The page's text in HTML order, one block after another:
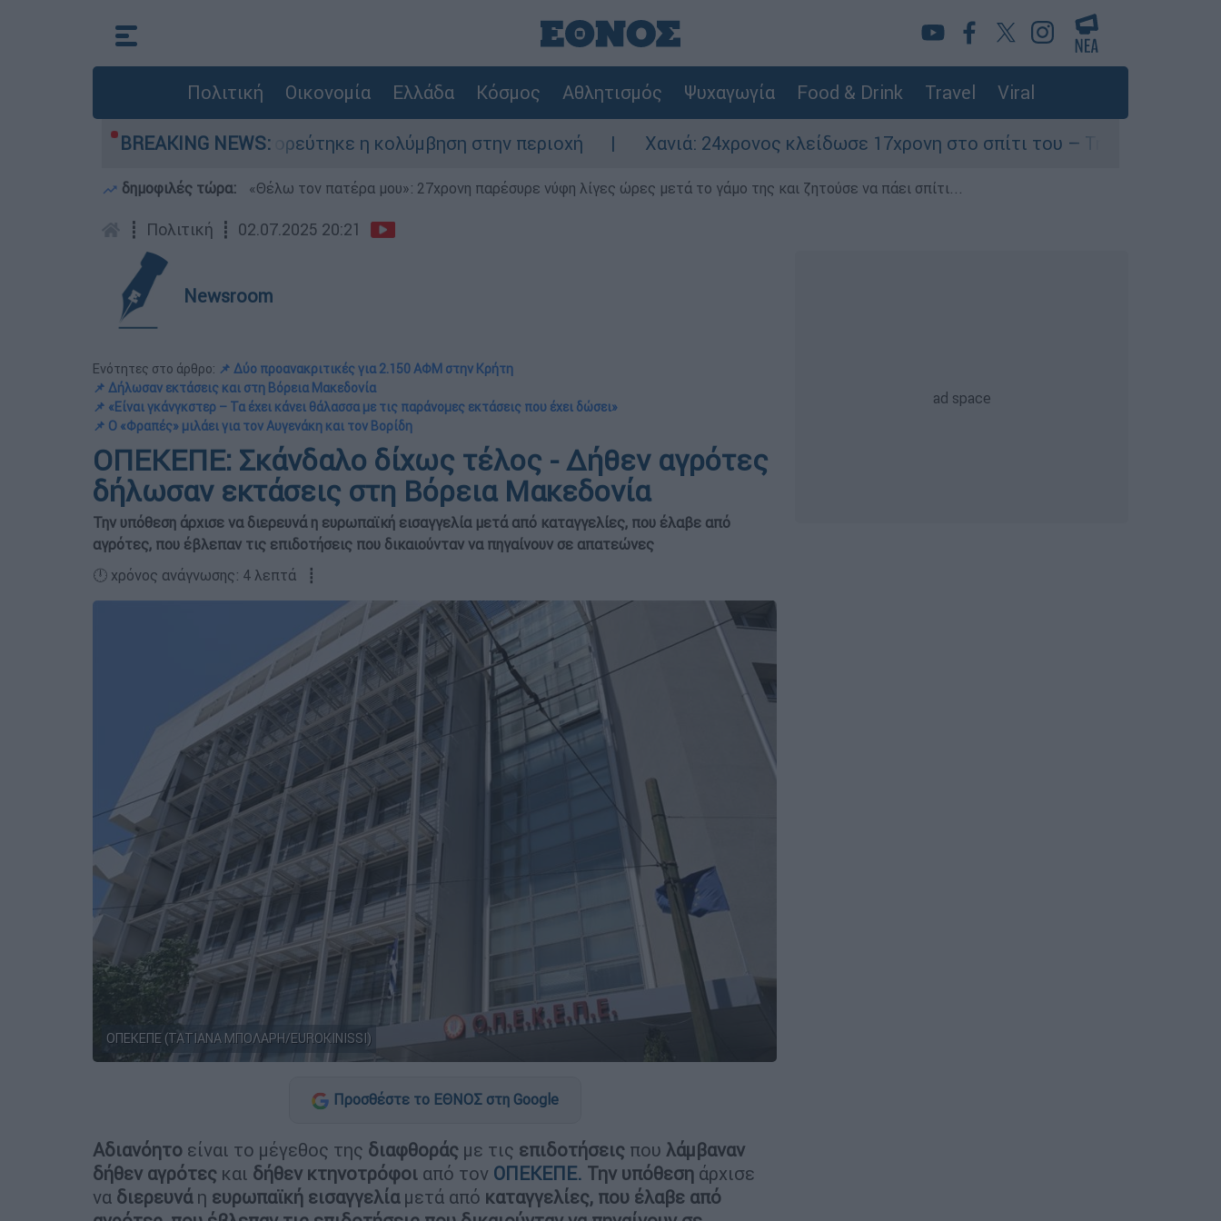
Πολιτική Οικονομία Ελλάδα Κόσμος Αθλητισμός Ψυχαγωγία Food & Drink Travel Viral
BREAKING NEWS:
Αρδάνι - Απαγορεύτηκε η κολύμβηση στην περιοχή Χανιά: 24χρονος κλείδωσε 17χρονη στο σπίτι του – Την έσωσαν οι φωνές της!
δημοφιλές τώρα: «Θέλω τον πατέρα μου»: 27χρονη παρέσυρε νύφη λίγες ώρες μετά το γάμο της και ζητούσε να πάει σπίτι...
┋ Πολιτική ┋ 02.07.2025 20:21
Newsroom
Ενότητες στο άρθρο: 📌 Δύο προανακριτικές για 2.150 ΑΦΜ στην Κρήτη
📌 Δήλωσαν εκτάσεις και στη Βόρεια Μακεδονία
📌 «Είναι γκάνγκστερ – Τα έχει κάνει θάλασσα με τις παράνομες εκτάσεις που έχει δώσει»
📌 Ο «Φραπές» μιλάει για τον Αυγενάκη και τον Βορίδη
ΟΠΕΚΕΠΕ: Σκάνδαλο δίχως τέλος - Δήθεν αγρότες
δήλωσαν εκτάσεις στη Βόρεια Μακεδονία
Την υπόθεση άρχισε να διερευνά η ευρωπαϊκή εισαγγελία μετά από καταγγελίες, που έλαβε από
αγρότες, που έβλεπαν τις επιδοτήσεις που δικαιούνταν να πηγαίνουν σε απατεώνες
🕛 χρόνος ανάγνωσης: 4 λεπτά ┋
ΟΠΕΚΕΠΕ (ΤΑΤΙΑΝΑ ΜΠΟΛΑΡΗ/EUROKINISSI)
Προσθέστε το ΕΘΝΟΣ στη Google
Αδιανόητο είναι το μέγεθος της διαφθοράς με τις επιδοτήσεις που λάμβαναν
δήθεν αγρότες και δήθεν κτηνοτρόφοι από τον ΟΠΕΚΕΠΕ. Την υπόθεση άρχισε
να διερευνάη ευρωπαϊκή εισαγγελία μετά από καταγγελίες, που έλαβε από